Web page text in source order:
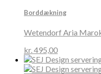
Borddækning
Wetendorf Aria
kr.495,00